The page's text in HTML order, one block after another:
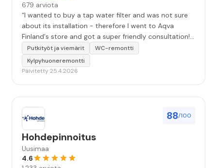
679 arviota
“I wanted to buy a tap water filter and was not sure
about its installation - therefore I went to Aqva
Finland's store and got a super friendly consultation! I
bought the product there right away, the installation
was indeed easy and I am really happy with its
quality!”
Putkityöt ja viemärit
WC-remontti
Kylpyhuoneremontti
Päivitetty 25.4.2026
88/100
Hohdepinnoitus
Uusimaa
4.6